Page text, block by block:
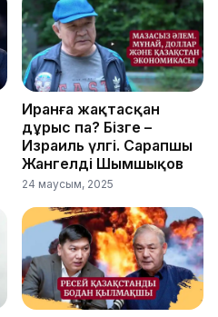
Иранға жақтасқан
дұрыс па? Бізге –
Израиль үлгі. Сарапшы
Жангелді Шымшықов
24 маусым, 2025